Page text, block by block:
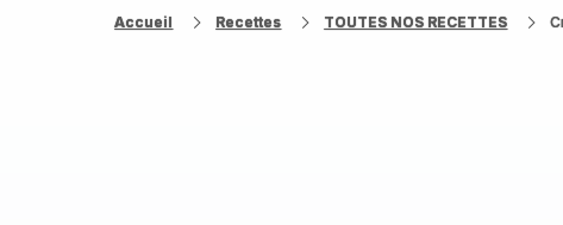
Accueil Recettes TOUTES NOS RECETTES